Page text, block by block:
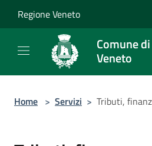
Regione Veneto
Comune
Veneto
Home > Servizi > Tributi,